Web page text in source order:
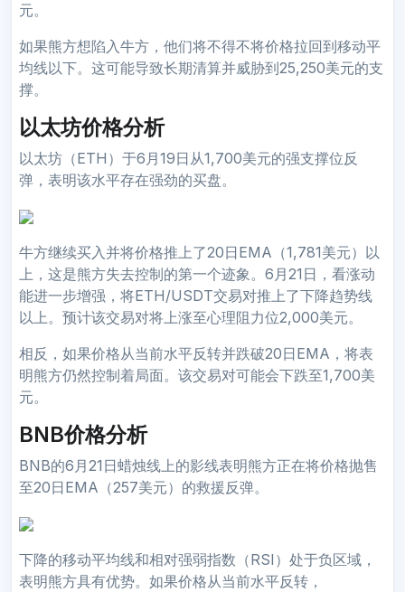
元。
如果熊方想陷入牛方，他们将不得不将价格拉回到移动平
均线以下。这可能导致长期清算并威胁到25,250美元的支
撑。
以太坊价格分析
以太坊（ETH）于6月19日从1,700美元的强支撑位反
弹，表明该水平存在强劲的买盘。
牛方继续买入并将价格推上了20日EMA（1,781美元）以
上，这是熊方失去控制的第一个迹象。6月21日，看涨动
能进一步增强，将ETH/USDT交易对推上了下降趋势线
以上。预计该交易对将上涨至心理阻力位2,000美元。
相反，如果价格从当前水平反转并跌破20日EMA，将表
明熊方仍然控制着局面。该交易对可能会下跌至1,700美
元。
BNB价格分析
BNB的6月21日蜡烛线上的影线表明熊方正在将价格抛售
至20日EMA（257美元）的救援反弹。
下降的移动平均线和相对强弱指数（RSI）处于负区域，
表明熊方具有优势。如果价格从当前水平反转，